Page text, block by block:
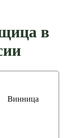
в
Винница